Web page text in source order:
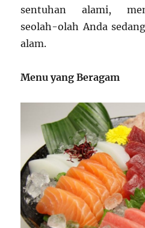
sentuhan alami,
seolah-olah Anda
alam.
Menu yang Beragam